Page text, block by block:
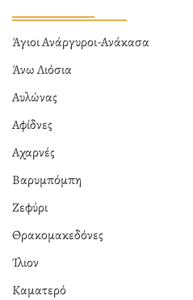
Άγιοι Ανάργυροι-Ανάκασα
Άνω Λιόσια
Αυλώνας
Αφίδνες
Αχαρνές
Βαρυμπόμπη
Ζεφύρι
Θρακομακεδόνες
Ίλιον
Καματερό